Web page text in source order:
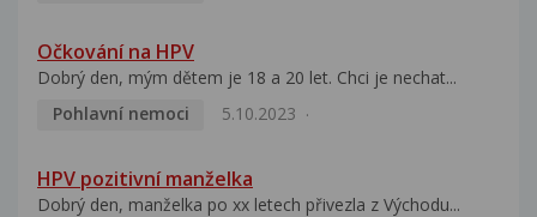
Očkování na HPV
Dobrý den, mým dětem je 18 a 20 let. Chci je nechat...
Pohlavní nemoci
5.10.2023
HPV pozitivní manželka
Dobrý den, manželka po xx letech přivezla z Východu...